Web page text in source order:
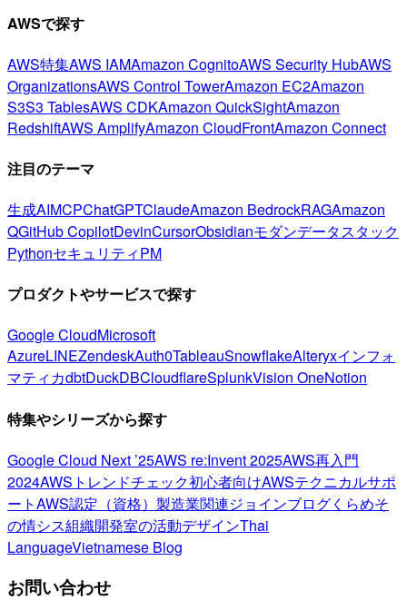
AWSで探す
AWS特集AWS IAMAmazon CognitoAWS Security HubAWS
OrganizationsAWS Control TowerAmazon EC2Amazon
S3S3 TablesAWS CDKAmazon QuickSightAmazon
RedshiftAWS AmplifyAmazon CloudFrontAmazon Connect
注目のテーマ
生成AIMCPChatGPTClaudeAmazon BedrockRAGAmazon
QGitHub CopilotDevinCursorObsidianモダンデータスタック
PythonセキュリティPM
プロダクトやサービスで探す
Google CloudMicrosoft
AzureLINEZendeskAuth0TableauSnowflakeAlteryxインフォ
マティカdbtDuckDBCloudflareSplunkVision OneNotion
特集やシリーズから探す
Google Cloud Next ’25AWS re:Invent 2025AWS再入門
2024AWSトレンドチェック初心者向けAWSテクニカルサポ
ートAWS認定（資格） 製造業関連ジョインブログくらめそ
の情シス組織開発室の活動デザインThai
LanguageVietnamese Blog
お問い合わせ